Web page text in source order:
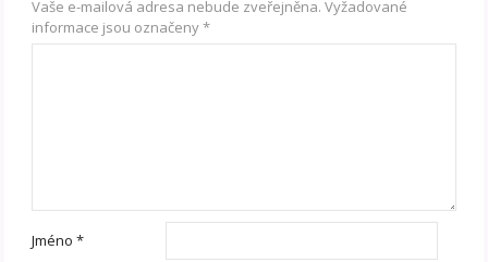
Vaše e-mailová adresa nebude zveřejněna. Vyžadované
informace jsou označeny*
Jméno*